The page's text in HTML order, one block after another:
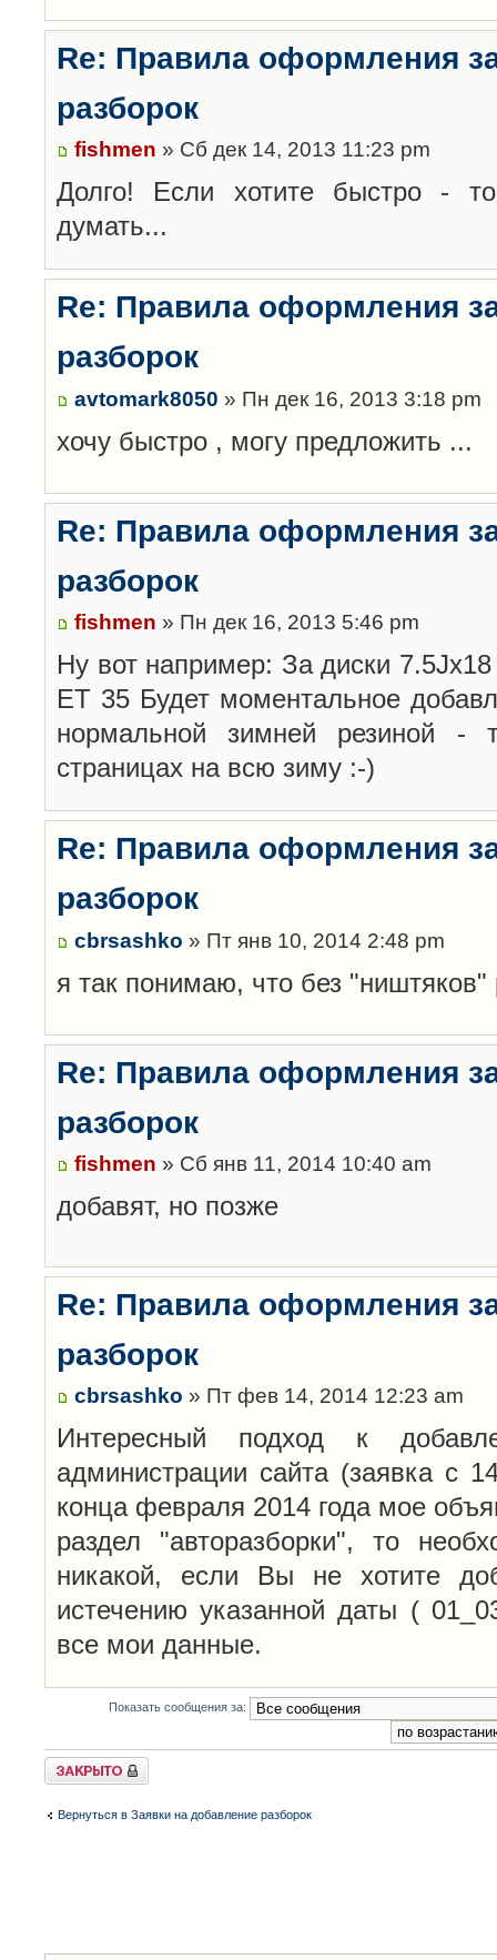
Re: Правила оформления
разборок
fishmen » Сб дек 14, 2013 11:23 pm
Долго! Если хотите быстро -
думать...
Re: Правила оформления
разборок
avtomark8050 » Пн дек 16, 2013 3:18 pm
хочу быстро , могу предложить ...
Re: Правила оформления
разборок
fishmen » Пн дек 16, 2013 5:46 pm
Ну вот например: За диски
ET 35 Будет моментальное
нормальной зимней резиной
страницах на всю зиму :-)
Re: Правила оформления
разборок
cbrsashko » Пт янв 10, 2014 2:48 pm
я так понимаю, что без "ништяков"
Re: Правила оформления
разборок
fishmen » Сб янв 11, 2014 10:40 am
добавят, но позже
Re: Правила оформления
разборок
cbrsashko » Пт фев 14, 2014 12:23 am
Интересный подход к
администрации сайта (заявка с
конца февраля 2014 года мое
раздел "авторазборки", то
никакой, если Вы не хотите
истечению указанной даты (
все мои данные.
Показать сообщения за:
Закрыто
Вернуться в Заявки на добавление разборок